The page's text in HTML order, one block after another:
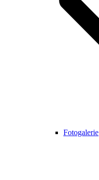
Fotogalerie